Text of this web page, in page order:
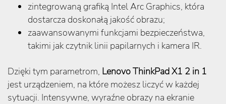
zintegrowaną grafiką Intel Arc Graphics, która
dostarcza doskonałą jakość obrazu;
zaawansowanymi funkcjami bezpieczeństwa,
takimi jak czytnik linii papilarnych i kamera IR.
Dzięki tym parametrom, Lenovo ThinkPad X1 2 in 1
jest urządzeniem, na które możesz liczyć w każdej
sytuacji. Intensywne, wyraźne obrazy na ekranie